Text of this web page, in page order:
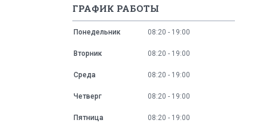
ГРАФИК РАБОТЫ
Понедельник 08:20 19:00
Вторник 08:20 19:00
Среда 08:20 19:00
Четверг 08:20 19:00
Пятница 08:20 19:00